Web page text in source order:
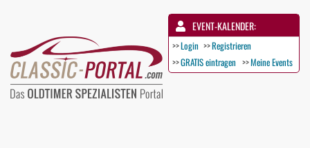
EVENT-KALENDER:
>>Login >>Registrieren
>>GRATIS eintragen >>Meine Events